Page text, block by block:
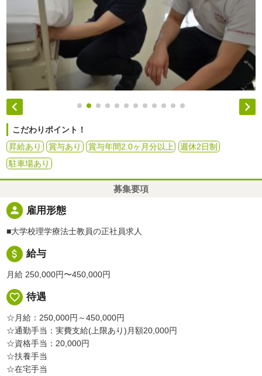
 
こだわりポイント！
昇給あり
賞与あり 賞与年間2.0ヶ月分以上
週休2日制
駐車場あり
募集要項
person 雇用形態
■大学校理学療法士教員の正社員求人
attach_money 給与
月給 250,000円〜450,000円
favorite_border 待遇
☆月給：250,000円～450,000円
☆通勤手当：実費支給(上限あり)月額20,000円
☆資格手当：20,000円
☆扶養手当
☆在宅手当